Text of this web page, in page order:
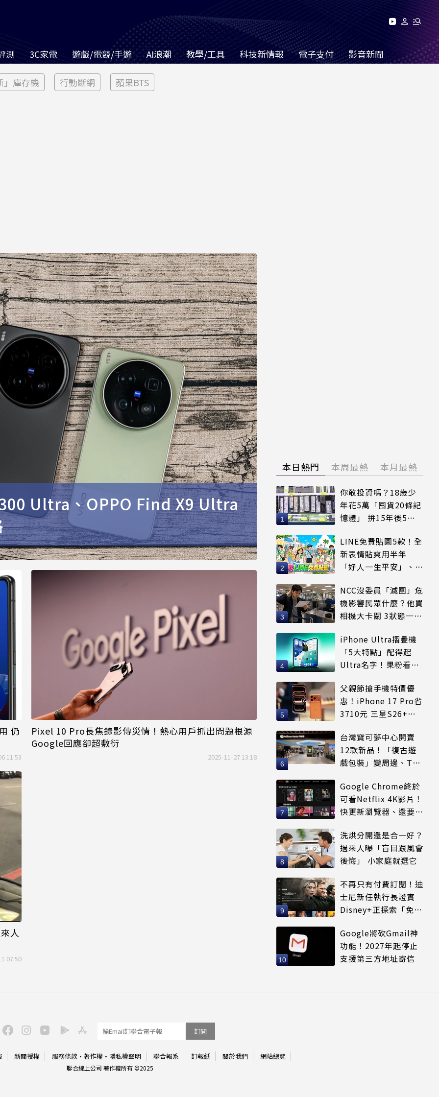
測 3C家電 遊戲/電競/手遊 AI浪潮 教學/工具 科技新情報 電子支付 影音新聞
」庫存機 行動斷網 蘋果BTS
Ultra、OPPO Find X9 Ultra
仍
11:53
Pixel 10 Pro長焦錄影傳災情！熱心用戶抓出問題根源
Google回應卻超敷衍
2025-11-27 13:18
人
07:50
本日熱門 本周最熱 本月最熱
你敢投資嗎？18歲少
年花5萬「囤貨20條記
憶體」 拚15年後5倍
LINE免費貼圖5款！全
新表情貼爽用半年
「好人一生平安」、
NCC沒委員「滅團」危
機影響民眾什麼？他買
相機大卡關 3狀態一同
iPhone Ultra摺疊機
「5大特點」配得起
Ultra名字！果粉看完
父親節搶手機特價優
惠！iPhone 17 Pro省
3710元 三星S26+狂
台灣寶可夢中心開賣
12款新品！「復古遊
戲包裝」變周邊、T恤
Google Chrome終於
可看Netflix 4K影片！
快更新瀏覽器、還要符
洗烘分開還是合一好？
過來人曝「盲目跟風會
後悔」 小家庭就選它
不再只有付費訂閱！迪
士尼新任執行長證實
Disney+正探索「免費
Google將砍Gmail神
功能！2027年起停止
支援第三方地址寄信
訂閱
新聞授權 服務條款 · 著作權 · 隱私權聲明 聯合報系 訂報紙 關於我們 網站總覽
聯合線上公司 著作權所有 ©2025